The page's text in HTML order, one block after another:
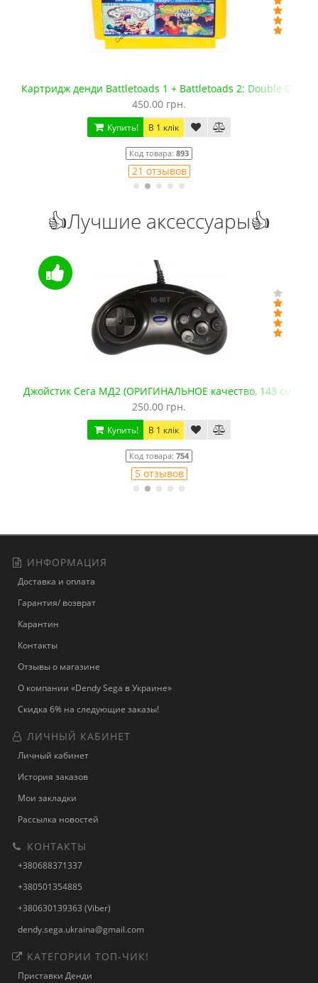
DragonФлеш картридж Сега Мега Драйв 2 (EverDrive MD V.х2,
1 099.00 грн. 1 300.00 грн.
Купить! В 1 клік
Код товара:
9 отзывов
👍Лучшие аксессуары👍
Видеокабель AV для Сега
125.00 грн.
Купить! В 1 клік
Код товара:
13 отзывов
ИНФОРМАЦИЯ
Доставка и оплата
Гарантия/ возврат
Карантин
Контакты
Отзывы о магазине
О компании «Dendy Sega в Украине»
Скидка 6% на следующие заказы!
ЛИЧНЫЙ КАБИНЕТ
Личный кабинет
История заказов
Мои закладки
Рассылка новостей
КОНТАКТЫ
+380688371337
+380501354885
+380630139363 (Viber)
dendy.sega.ukraina@gmail.com
КАТЕГОРИИ ТОП-ЧИК!
Приставки Денди